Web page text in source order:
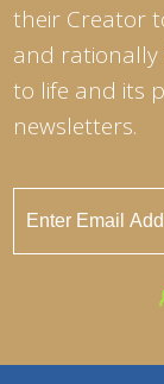
their Creator
and rationally
to life and its
newsletters.